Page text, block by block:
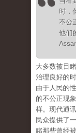
时，
不公
他们
大多数被目
治理良好的
由于人民的
的不公正现
样。现代通
民众提供了
睹那些曾经